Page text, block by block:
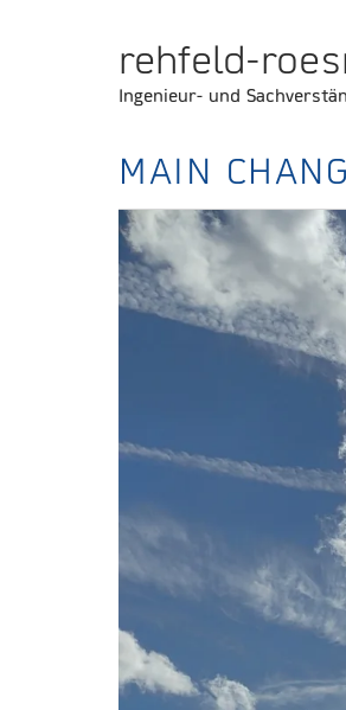
rehfeld-
Ingenieur- und
MAIN